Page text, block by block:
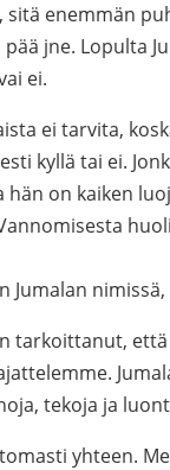
enemmän
jne. Lopulta
ei.
ei tarvita,
kyllä tai ei.
on kaiken
tarkoittanut,
tekoja ja
yhteen.